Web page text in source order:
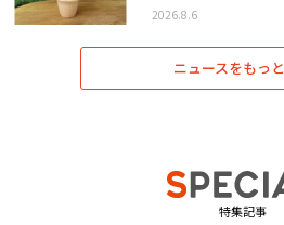
2026.8.6
ニュースをもっ
特集記事